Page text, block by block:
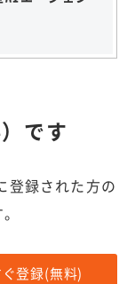
です
登録された方の
登録(無料)